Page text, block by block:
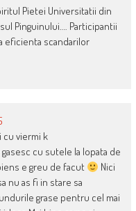
Pietei Universitatii din
Pinguinului…. Participantii
eficienta scandarilor
cu viermi k
cu sutele la lopata de
e greu de facut
Nici
nu as fi in stare sa
grase pentru cel mai